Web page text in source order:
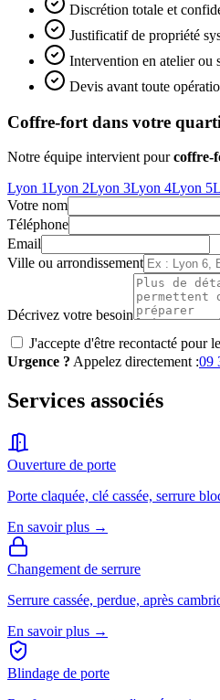
Discrétion totale et
Justificatif de propriété
Intervention en atelier ou
Devis avant toute
Coffre-fort dans votre
Notre équipe intervient pourcoffre-
Lyon 1Lyon 2Lyon 3Lyon 4Lyon 5
Votre nom
Téléphone
Email
Ville ou arrondissement
Décrivez votre besoin
J'accepte d'être recontacté pour
Urgence ? Appelez directement :09
Services associés
Ouverture de porte
Porte claquée, clé cassée, serrure
En savoir plus →
Changement de serrure
Serrure cassée, perdue, après
En savoir plus →
Blindage de porte